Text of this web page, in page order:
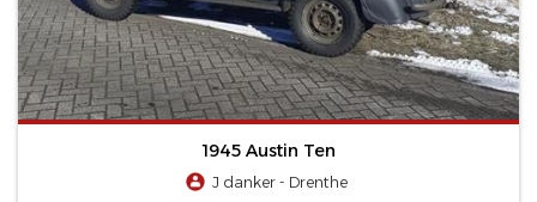
1945 Austin Ten
J danker - Drenthe